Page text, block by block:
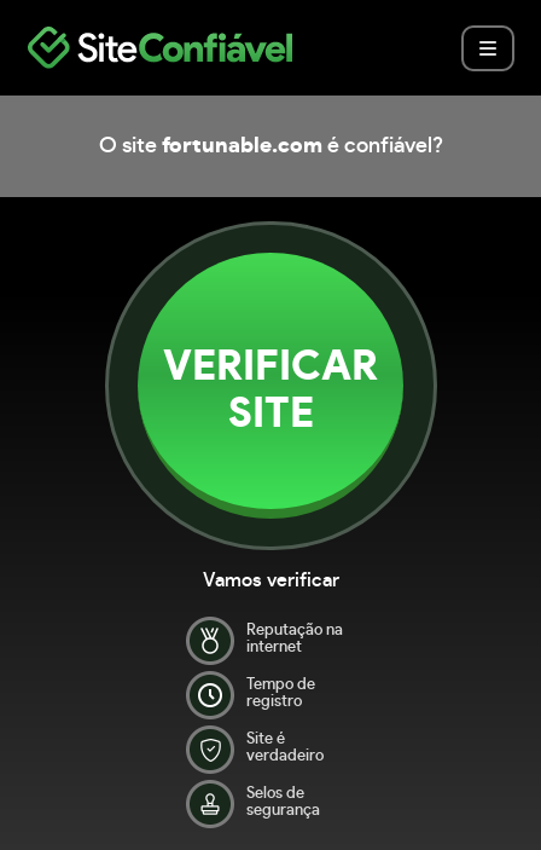
O site fortunable.com é confiável?
VERIFICAR
SITE
Vamos verificar
Reputação na
internet
Tempo de
registro
Site é
verdadeiro
Selos de
segurança